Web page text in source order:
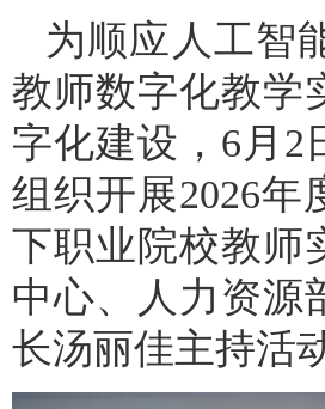
为顺应人工智
教师数字化教学
字化建设，6月2
组织开展2026
下职业院校教师
中心、人力资源
长汤丽佳主持活